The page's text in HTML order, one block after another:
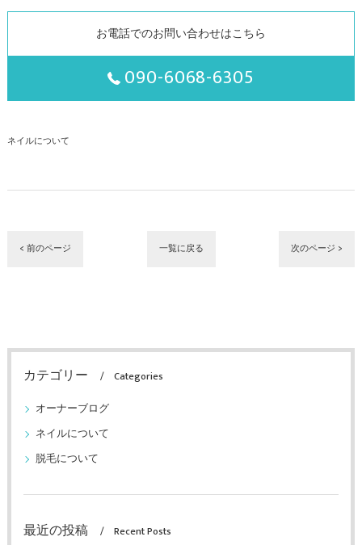
お電話でのお問い合わせはこちら
090-6068-6305
ネイルについて
< 前のページ 一覧に戻る 次のページ >
カテゴリー
Categories
オーナーブログ
ネイルについて
脱毛について
最近の投稿 Recent Posts